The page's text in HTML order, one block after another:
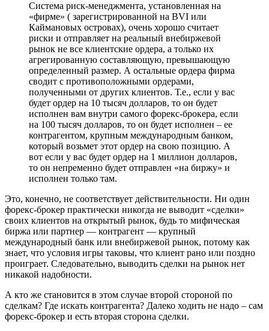
Система риск-менеджмента, установленная на
«фирме» ( зарегистрированной на BVI или
Каймановых островах), очень хорошо считает
риски и отправляет на реальный внебиржевой
рынок не все клиентские ордера, а только их
агрегированную составляющую, превышающую
определенный размер. А остальные ордера фирма
сводит с противоположными ордерами,
полученными от других клиентов. Т.е., если у вас
будет ордер на 10 тысяч долларов, то он будет
исполнен вам внутри самого форекс-брокера, если
на 100 тысяч долларов, то он будет исполнен – ее
контрагентом, крупным международным банком,
который возьмет этот ордер на свою позицию. А
вот если у вас будет ордер на 1 миллион долларов,
то он непременно будет отправлен «на биржу» и
исполнен только там.
Это, конечно, не соответствует действительности. Ни один
форекс-брокер практически никогда не выводит «сделки»
своих клиентов на открытый рынок, будь то мифическая
биржа или партнер — контрагент — крупный
международный банк или внебиржевой рынок, потому как
знает, что условия игры таковы, что клиент рано или поздно
проиграет. Следовательно, выводить сделки на рынок нет
никакой надобности.
А кто же становится в этом случае второй стороной по
сделкам? Где искать контрагента? Далеко ходить не надо – сам
форекс-брокер и есть вторая сторона сделки.